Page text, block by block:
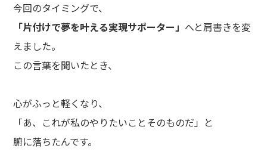
今回のタイミングで、
「片付けで夢を叶える実現サポーター」 へと肩書きを変
えました。
この言葉を聞いたとき、
心がふっと軽くなり、
「あ、これが私のやりたいことそのものだ」と
腑に落ちたんです。